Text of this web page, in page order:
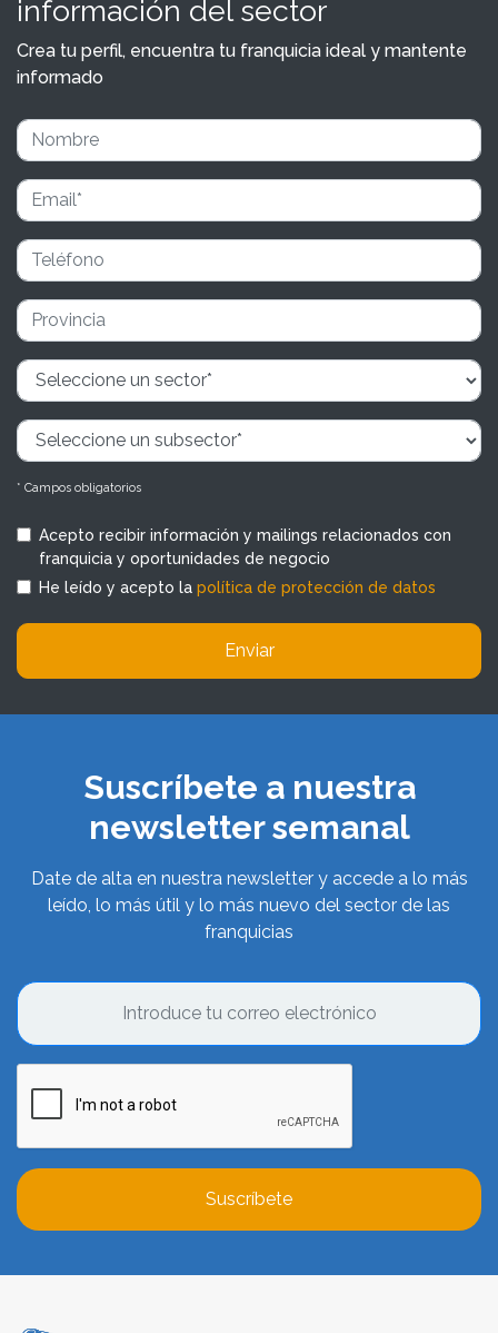
información del sector
Crea tu perfil, encuentra tu franquicia ideal y mantente
informado
* Campos obligatorios
Acepto recibir información y mailings relacionados con
franquicia y oportunidades de negocio
He leído y acepto la política de protección de datos
Enviar
Suscríbete a nuestra
newsletter semanal
Date de alta en nuestra newsletter y accede a lo más
leído, lo más útil y lo más nuevo del sector de las
franquicias
Suscríbete